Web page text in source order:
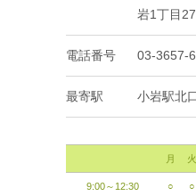
岩1丁目
電話番号 03-3657-
最寄駅 小岩駅北
月 火
9:00～12:30 ○ ○